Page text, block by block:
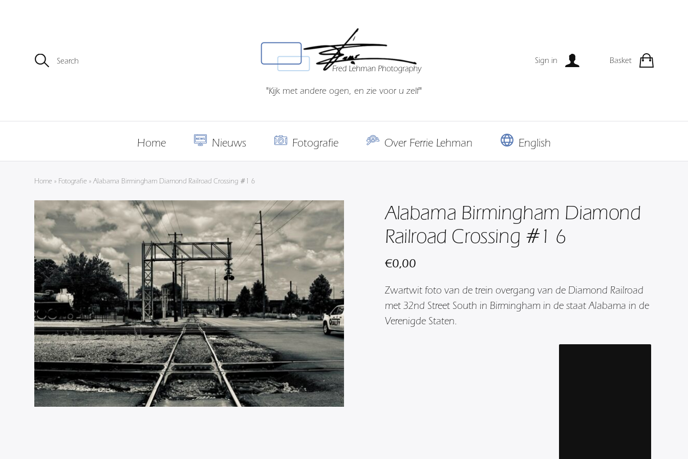
Z
o
a
"Kijk met andere ogen, en zie voor u zelf"
Sign in Basket
Home Nieuws Fotografie Over Ferrie Lehman English
Home » Fotografie »Alabama Birmingham Diamond Railroad Crossing #1 6
Alabama Birmingham Diamond
Railroad Crossing #1 6
€0,00
Zwartwit foto van de trein overgang van de Diamond Railroad
met 32nd Street South in Birmingham in de staat Alabama in de
Verenigde Staten.